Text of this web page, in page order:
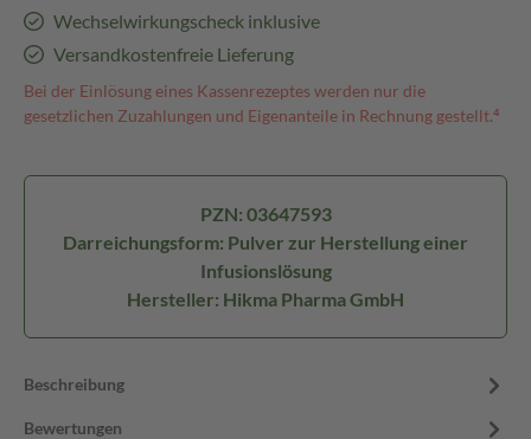
Wechselwirkungscheck inklusive
Versandkostenfreie Lieferung
Bei der Einlösung eines Kassenrezeptes werden nur die
gesetzlichen Zuzahlungen und Eigenanteile in Rechnung gestellt.⁴
PZN: 03647593
Darreichungsform: Pulver zur Herstellung einer
Infusionslösung
Hersteller: Hikma Pharma GmbH
Beschreibung
Bewertungen